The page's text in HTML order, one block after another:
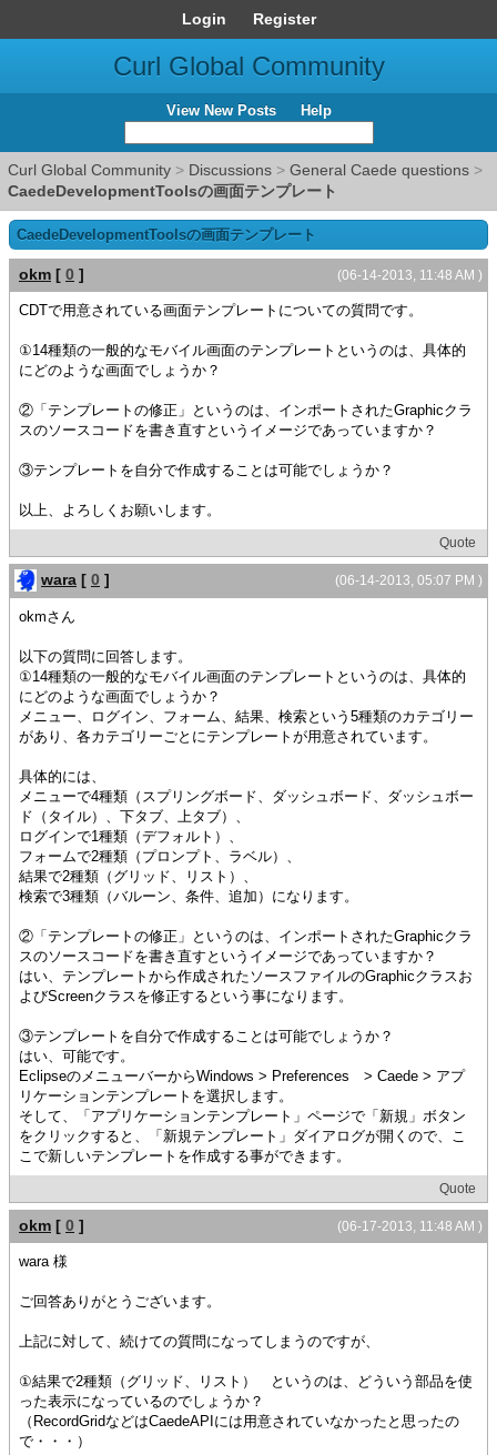
Login Register
Curl Global Community
View New Posts Help
Curl Global Community > Discussions > General Caede questions >
CaedeDevelopmentToolsの画面テンプレート
CaedeDevelopmentToolsの画面テンプレート
(06-14-2013, 11:48 AM )
okm [ 0 ]
CDTで用意されている画面テンプレートについての質問です。
①14種類の一般的なモバイル画面のテンプレートというのは、具体的
にどのような画面でしょうか？
②「テンプレートの修正」というのは、インポートされたGraphicクラ
スのソースコードを書き直すというイメージであっていますか？
③テンプレートを自分で作成することは可能でしょうか？
以上、よろしくお願いします。
Quote
(06-14-2013, 05:07 PM )
wara [ 0 ]
okmさん
以下の質問に回答します。
①14種類の一般的なモバイル画面のテンプレートというのは、具体的
にどのような画面でしょうか？
メニュー、ログイン、フォーム、結果、検索という5種類のカテゴリー
があり、各カテゴリーごとにテンプレートが用意されています。
具体的には、
メニューで4種類（スプリングボード、ダッシュボード、ダッシュボー
ド（タイル）、下タブ、上タブ）、
ログインで1種類（デフォルト）、
フォームで2種類（プロンプト、ラベル）、
結果で2種類（グリッド、リスト）、
検索で3種類（バルーン、条件、追加）になります。
②「テンプレートの修正」というのは、インポートされたGraphicクラ
スのソースコードを書き直すというイメージであっていますか？
はい、テンプレートから作成されたソースファイルのGraphicクラスお
よびScreenクラスを修正するという事になります。
③テンプレートを自分で作成することは可能でしょうか？
はい、可能です。
EclipseのメニューバーからWindows > Preferences > Caede > アプ
リケーションテンプレートを選択します。
そして、「アプリケーションテンプレート」ページで「新規」ボタン
をクリックすると、「新規テンプレート」ダイアログが開くので、こ
こで新しいテンプレートを作成する事ができます。
Quote
(06-17-2013, 11:48 AM )
okm [ 0 ]
wara 様
ご回答ありがとうございます。
上記に対して、続けての質問になってしまうのですが、
①結果で2種類（グリッド、リスト） というのは、どういう部品を使
った表示になっているのでしょうか？
（RecordGridなどはCaedeAPIには用意されていなかったと思ったの
で・・・）